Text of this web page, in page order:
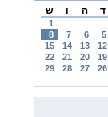
ד ה ו ש
1
5
6
7
8
12
13
14
15
19
20
21
22
26
27
28
29